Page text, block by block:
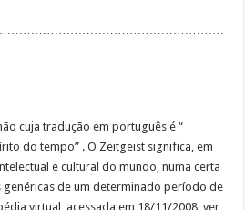
cuja tradução em português é “
do tempo” . O Zeitgeist significa, em
e cultural do mundo, numa certa
genéricas de um determinado período de
virtual, acessada em 18/11/2008, ver